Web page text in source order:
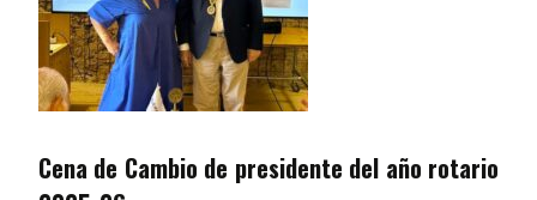
Cena de Cambio de presidente del año rotario